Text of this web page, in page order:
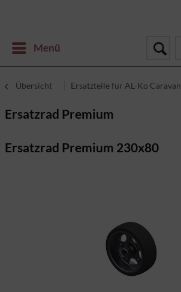
Menü
Übersicht Ersatzteile für AL-Ko Caravan
Ersatzrad Premium
Ersatzrad Premium 230x80